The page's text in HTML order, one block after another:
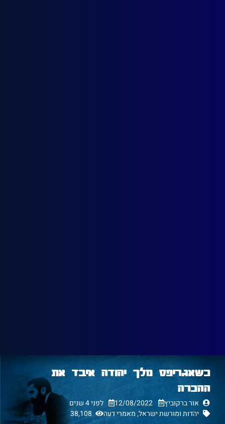
כשאגריפס מלך יהודה איבד את
ההכרה
אור ברקוביץ 12/08/2022
לפני 4 שנים
יהדות ומורשת ישראל,מאמרי דעה 38,108